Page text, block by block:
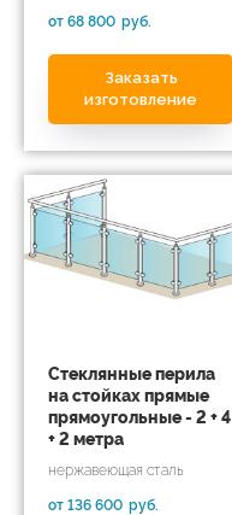
от 68 800 руб.
Заказать
изготовление
Стеклянные перила
на стойках прямые
прямоугольные - 2 + 4
+ 2 метра
нержавеющая сталь
от 136 600 руб.